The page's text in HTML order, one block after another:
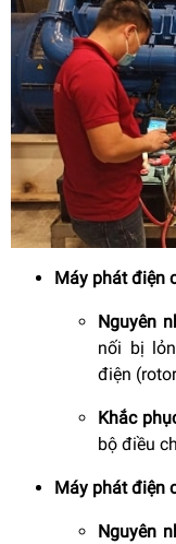
Máy phát điện
Nguyên
nối bị
điện
Khắc
bộ điều
Máy phát điện
Nguyên